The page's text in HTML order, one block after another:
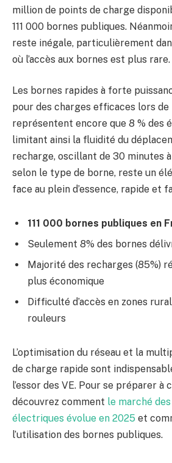
million de points de charge
111 000 bornes publiques.
reste inégale, particulièrement
où l’accès aux bornes est plus rare.
Les bornes rapides à forte
pour des charges efficaces lors
représentent encore que 8 % des
limitant ainsi la fluidité du
recharge, oscillant de 30 minutes
selon le type de borne, reste un
face au plein d’essence, rapide et
111 000 bornes publiques en
Seulement 8% des bornes
Majorité des recharges (85%)
plus économique
Difficulté d’accès en zones
rouleurs
L’optimisation du réseau et la
de charge rapide sont
l’essor des VE. Pour se préparer à
découvrez comment le marché
électriques évolue en 2025 et
l’utilisation des bornes publiques.